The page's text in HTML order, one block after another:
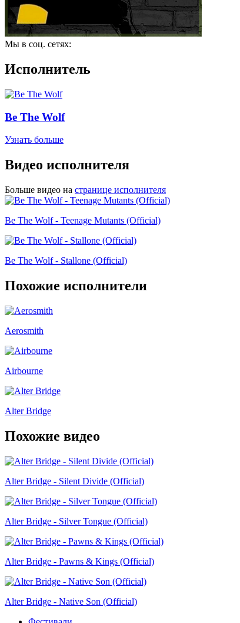
Мы в соц. сетях:
Исполнитель
Be The Wolf
Узнать больше
Видео исполнителя
Больше видео на странице исполнителя
Be The Wolf - Teenage Mutants (Official)
Be The Wolf - Stallone (Official)
Похожие исполнители
Aerosmith
Airbourne
Alter Bridge
Похожие видео
Alter Bridge - Silent Divide (Official)
Alter Bridge - Silver Tongue (Official)
Alter Bridge - Pawns & Kings (Official)
Alter Bridge - Native Son (Official)